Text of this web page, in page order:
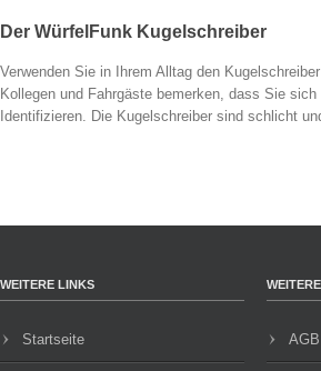
Der WürfelFunk Kugelschreiber
Verwenden Sie in Ihrem Alltag den
Kollegen und Fahrgäste bemerken, dass Sie
Identifizieren. Die Kugelschreiber sind schlicht
WEITERE LINKS
Startseite AGB